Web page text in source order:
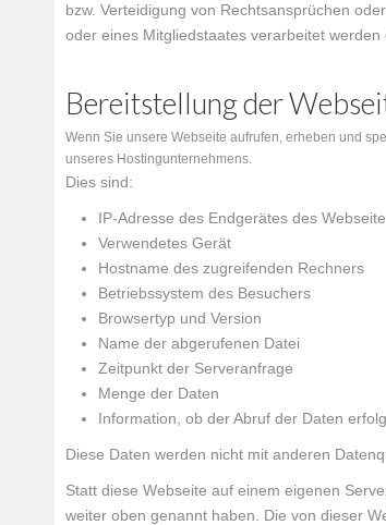
bzw. Verteidigung von Rechtsansprüchen
oder eines Mitgliedstaates verarbeitet werden
Bereitstellung der
Wenn Sie unsere Webseite aufrufen, erheben und
unseres Hostingunternehmens.
Dies sind:
IP-Adresse des Endgerätes des
Verwendetes Gerät
Hostname des zugreifenden Rechners
Betriebssystem des Besuchers
Browsertyp und Version
Name der abgerufenen Datei
Zeitpunkt der Serveranfrage
Menge der Daten
Information, ob der Abruf der Daten
Diese Daten werden nicht mit anderen
Statt diese Webseite auf einem eigenen
weiter oben genannt haben. Die von dieser